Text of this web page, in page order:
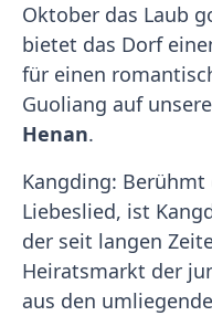
Oktober das Laub
bietet das Dorf
für einen
Guoliang auf
Henan.
Kangding:
Liebeslied, ist
der seit langen
Heiratsmarkt der
aus den